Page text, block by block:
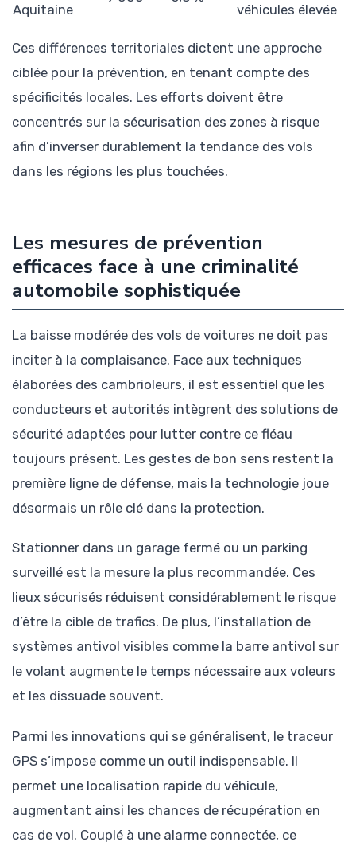
Aquitaine
véhicules élevée
Ces différences territoriales dictent une approche
ciblée pour la prévention, en tenant compte des
spécificités locales. Les efforts doivent être
concentrés sur la sécurisation des zones à risque
afin d’inverser durablement la tendance des vols
dans les régions les plus touchées.
Les mesures de prévention
efficaces face à une criminalité
automobile sophistiquée
La baisse modérée des vols de voitures ne doit pas
inciter à la complaisance. Face aux techniques
élaborées des cambrioleurs, il est essentiel que les
conducteurs et autorités intègrent des solutions de
sécurité adaptées pour lutter contre ce fléau
toujours présent. Les gestes de bon sens restent la
première ligne de défense, mais la technologie joue
désormais un rôle clé dans la protection.
Stationner dans un garage fermé ou un parking
surveillé est la mesure la plus recommandée. Ces
lieux sécurisés réduisent considérablement le risque
d’être la cible de trafics. De plus, l’installation de
systèmes antivol visibles comme la barre antivol sur
le volant augmente le temps nécessaire aux voleurs
et les dissuade souvent.
Parmi les innovations qui se généralisent, le traceur
GPS s’impose comme un outil indispensable. Il
permet une localisation rapide du véhicule,
augmentant ainsi les chances de récupération en
cas de vol. Couplé à une alarme connectée, ce